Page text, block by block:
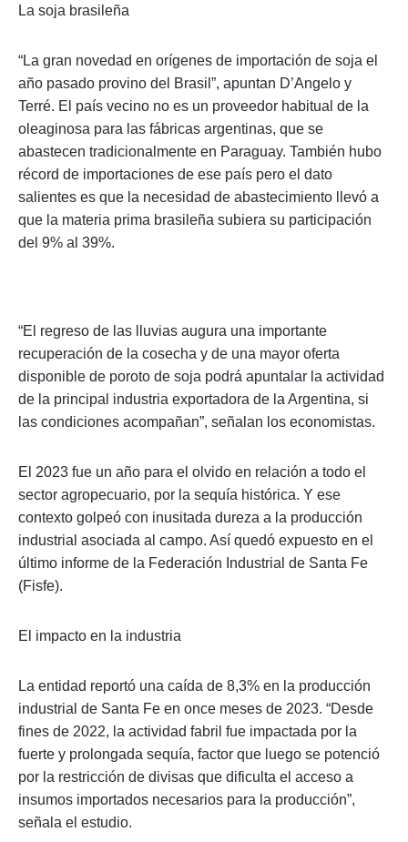
La soja brasileña
“La gran novedad en orígenes de importación de soja el
año pasado provino del Brasil”, apuntan D’Angelo y
Terré. El país vecino no es un proveedor habitual de la
oleaginosa para las fábricas argentinas, que se
abastecen tradicionalmente en Paraguay. También hubo
récord de importaciones de ese país pero el dato
salientes es que la necesidad de abastecimiento llevó a
que la materia prima brasileña subiera su participación
del 9% al 39%.
“El regreso de las lluvias augura una importante
recuperación de la cosecha y de una mayor oferta
disponible de poroto de soja podrá apuntalar la actividad
de la principal industria exportadora de la Argentina, si
las condiciones acompañan”, señalan los economistas.
El 2023 fue un año para el olvido en relación a todo el
sector agropecuario, por la sequía histórica. Y ese
contexto golpeó con inusitada dureza a la producción
industrial asociada al campo. Así quedó expuesto en el
último informe de la Federación Industrial de Santa Fe
(Fisfe).
El impacto en la industria
La entidad reportó una caída de 8,3% en la producción
industrial de Santa Fe en once meses de 2023. “Desde
fines de 2022, la actividad fabril fue impactada por la
fuerte y prolongada sequía, factor que luego se potenció
por la restricción de divisas que dificulta el acceso a
insumos importados necesarios para la producción”,
señala el estudio.